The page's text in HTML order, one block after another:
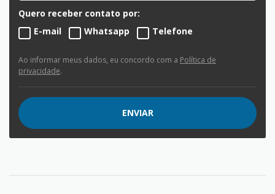
Quero receber contato por:
E-mail
Whatsapp Telefone
Ao informar meus dados, eu concordo com a Política de
privacidade.
ENVIAR